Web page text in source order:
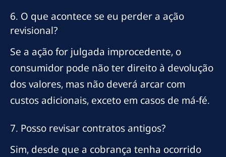
6. O que acontece se eu perder a ação
revisional?
Se a ação for julgada improcedente, o
consumidor pode não ter direito à devolução
dos valores, mas não deverá arcar com
custos adicionais, exceto em casos de má-fé.
7. Posso revisar contratos antigos?
Sim, desde que a cobrança tenha ocorrido